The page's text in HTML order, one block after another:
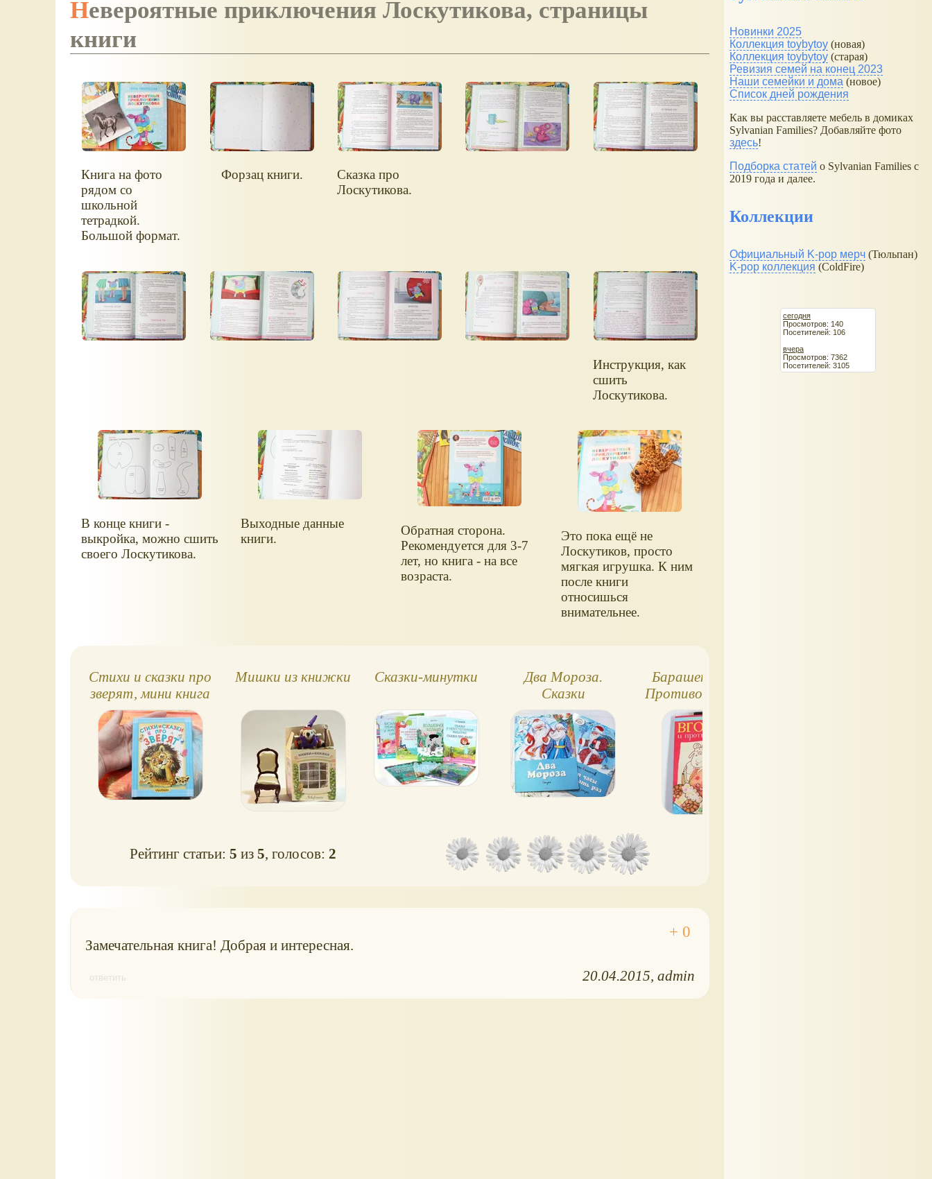
Невероятные приключения Лоскутикова, страницы
книги
Книга на фото
рядом со
школьной
тетрадкой.
Большой формат.
Форзац книги.
Сказка про
Лоскутикова.
Инструкция, как
сшить
Лоскутикова.
В конце книги -
выкройка, можно сшить
своего Лоскутикова.
Выходные данные
книги.
Обратная сторона.
Рекомендуется для 3-7
лет, но книга - на все
возраста.
Это пока ещё не
Лоскутиков, просто
мягкая игрушка. К ним
после книги
относишься
внимательнее.
Стихи и сказки про
зверят, мини книга
в твёрдой обложке
Мишки из книжки Сказки-минутки
Два Мороза.
Сказки
Барашек Вгорошек.
Противоположности
Рейтинг статьи:5 из5, голосов:2
Замечательная книга! Добрая и интересная.
ответить 20.04.2015 admin
Новинки 2025
Коллекция toybytoy (новая)
Коллекция toybytoy (старая)
Ревизия семей на конец 2023
Наши семейки и дома (новое)
Список дней рождения
Как вы расставляете мебель в домиках
Sylvanian Families? Добавляйте фото
здесь!
Подборка статей о Sylvanian Families с
2019 года и далее.
Коллекции
Официальный K-pop мерч (Тюльпан)
K-pop коллекция (ColdFire)
сегодня
Просмотров: 140
Посетителей: 106
вчера
Просмотров: 7362
Посетителей: 3105